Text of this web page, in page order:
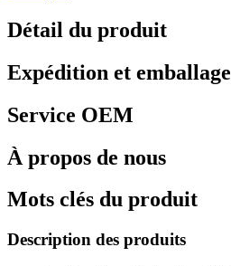
Détail du produit
Expédition et emballage
Service OEM
À propos de nous
Mots clés du produit
Description des produits